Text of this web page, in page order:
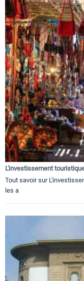
L'investissement
Tout savoir sur
les a